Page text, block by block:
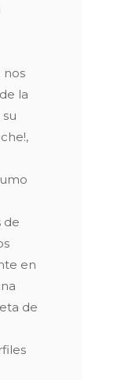
nos
la
de
en
de